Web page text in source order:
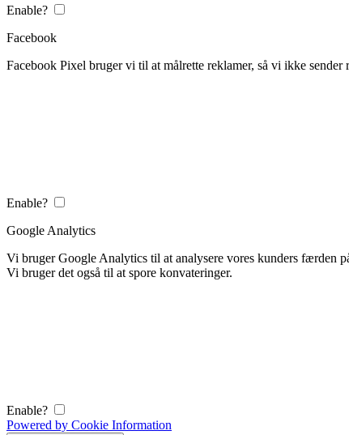
Enable?
Facebook
Facebook Pixel bruger vi til at målrette reklamer, så vi ikke
Enable?
Google Analytics
Vi bruger Google Analytics til at analysere vores kunders færden
Vi bruger det også til at spore konvateringer.
Enable?
Powered by Cookie Information